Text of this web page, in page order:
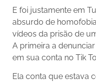
E foi justamente em
absurdo de
vídeos da prisão de
A primeira a
em sua conta no Tik
Ela conta que estava